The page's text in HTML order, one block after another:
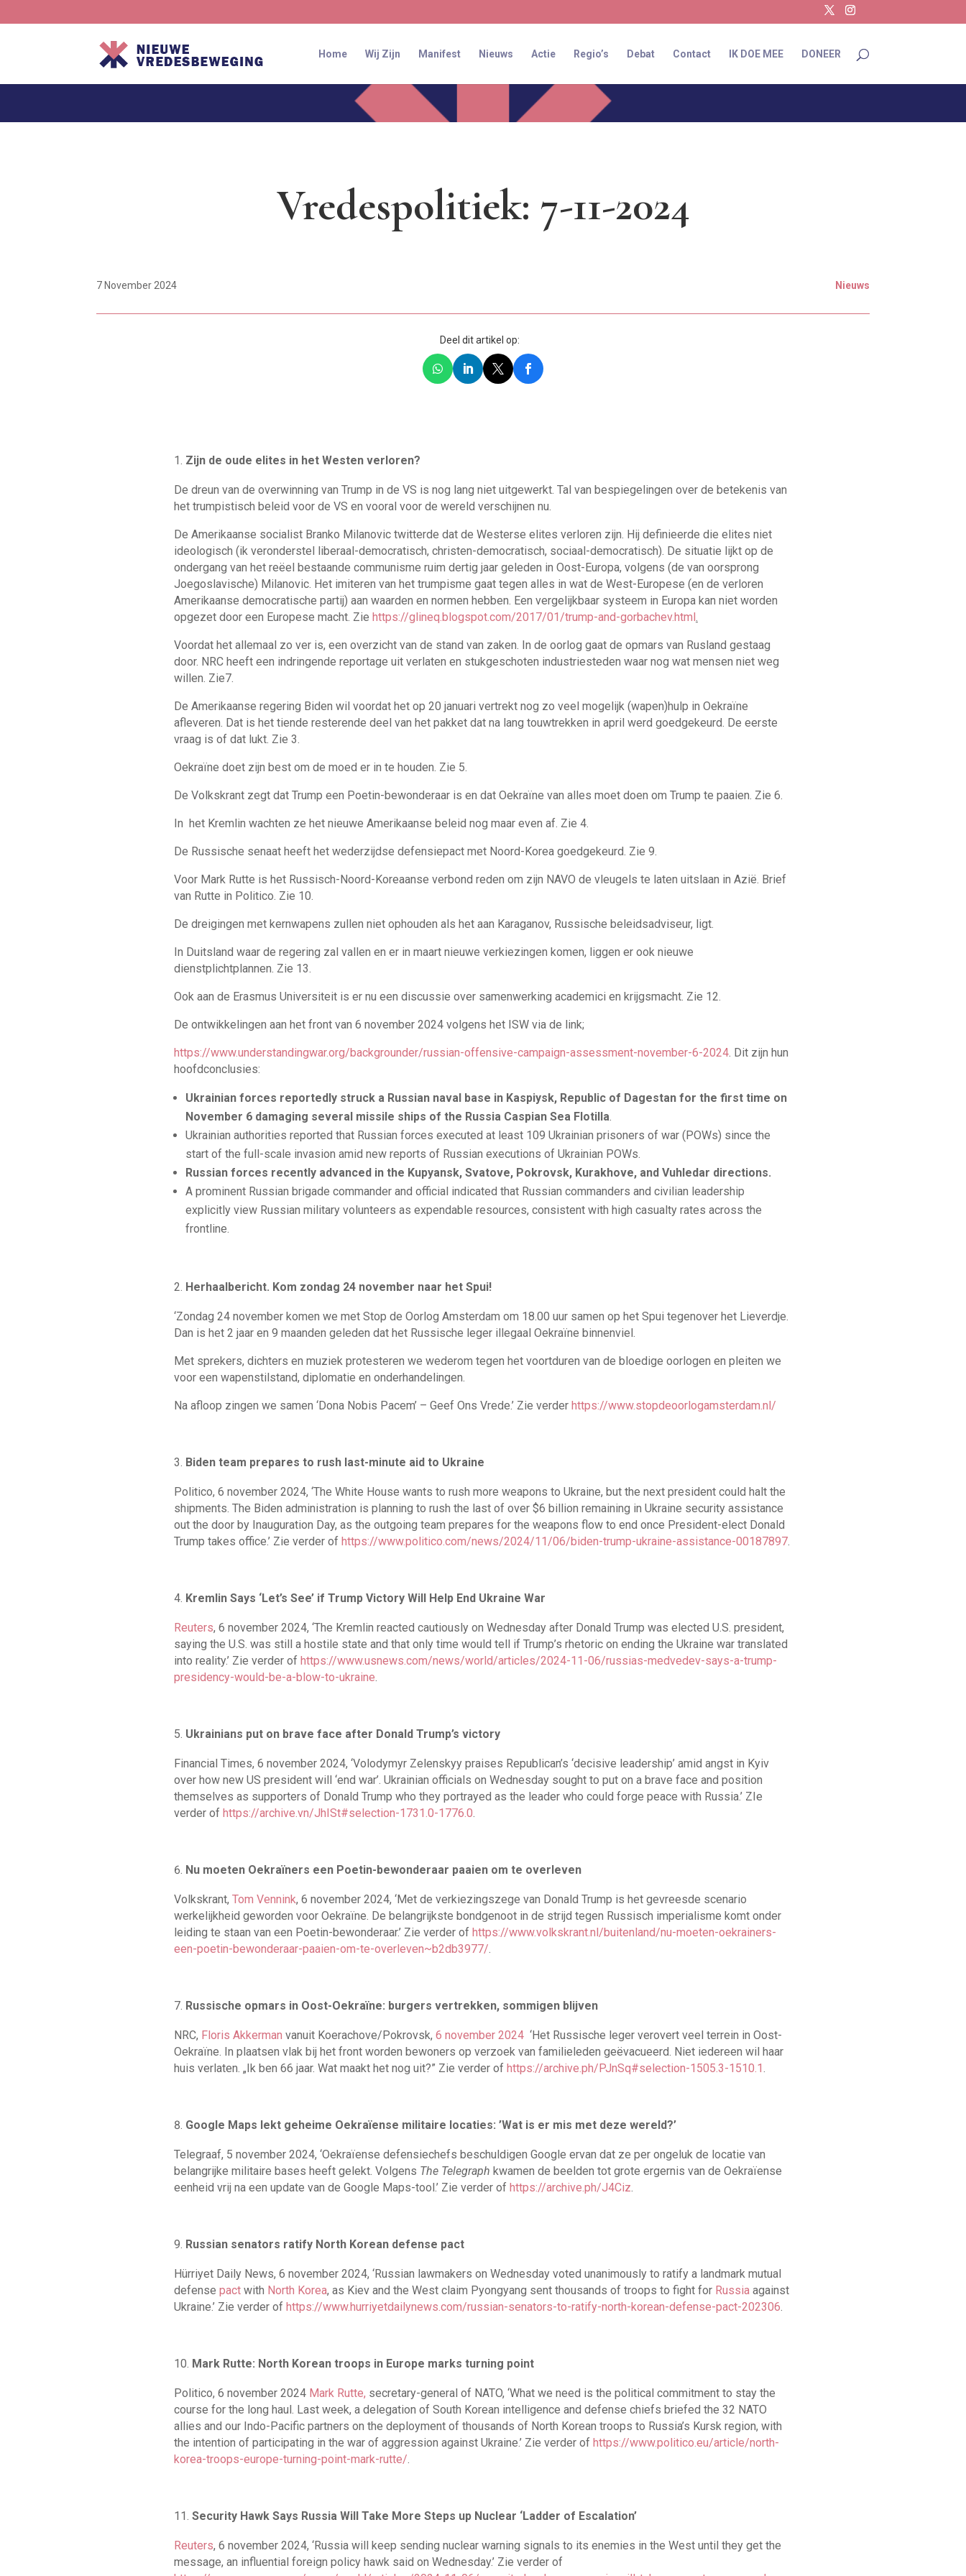
Home Wij Zijn Manifest Nieuws Actie Regio’s Debat Contact IK DOE MEE DONEER
Vredespolitiek: 7-11-2024
7 November 2024 Nieuws
Deel dit artikel op:
Zijn de oude elites in het Westen verloren?
De dreun van de overwinning van Trump in de VS is nog lang niet uitgewerkt. Tal van bespiegelingen over de betekenis van
het trumpistisch beleid voor de VS en vooral voor de wereld verschijnen nu.
De Amerikaanse socialist Branko Milanovic twitterde dat de Westerse elites verloren zijn. Hij definieerde die elites niet
ideologisch (ik veronderstel liberaal-democratisch, christen-democratisch, sociaal-democratisch). De situatie lijkt op de
ondergang van het reëel bestaande communisme ruim dertig jaar geleden in Oost-Europa, volgens (de van oorsprong
Joegoslavische) Milanovic. Het imiteren van het trumpisme gaat tegen alles in wat de West-Europese (en de verloren
Amerikaanse democratische partij) aan waarden en normen hebben. Een vergelijkbaar systeem in Europa kan niet worden
opgezet door een Europese macht. Zie https://glineq.blogspot.com/2017/01/trump-and-gorbachev.html.
Voordat het allemaal zo ver is, een overzicht van de stand van zaken. In de oorlog gaat de opmars van Rusland gestaag
door. NRC heeft een indringende reportage uit verlaten en stukgeschoten industriesteden waar nog wat mensen niet weg
willen. Zie7.
De Amerikaanse regering Biden wil voordat het op 20 januari vertrekt nog zo veel mogelijk (wapen)hulp in Oekraïne
afleveren. Dat is het tiende resterende deel van het pakket dat na lang touwtrekken in april werd goedgekeurd. De eerste
vraag is of dat lukt. Zie 3.
Oekraïne doet zijn best om de moed er in te houden. Zie 5.
De Volkskrant zegt dat Trump een Poetin-bewonderaar is en dat Oekraïne van alles moet doen om Trump te paaien. Zie 6.
In het Kremlin wachten ze het nieuwe Amerikaanse beleid nog maar even af. Zie 4.
De Russische senaat heeft het wederzijdse defensiepact met Noord-Korea goedgekeurd. Zie 9.
Voor Mark Rutte is het Russisch-Noord-Koreaanse verbond reden om zijn NAVO de vleugels te laten uitslaan in Azië. Brief
van Rutte in Politico. Zie 10.
De dreigingen met kernwapens zullen niet ophouden als het aan Karaganov, Russische beleidsadviseur, ligt.
In Duitsland waar de regering zal vallen en er in maart nieuwe verkiezingen komen, liggen er ook nieuwe
dienstplichtplannen. Zie 13.
Ook aan de Erasmus Universiteit is er nu een discussie over samenwerking academici en krijgsmacht. Zie 12.
De ontwikkelingen aan het front van 6 november 2024 volgens het ISW via de link;
https://www.understandingwar.org/backgrounder/russian-offensive-campaign-assessment-november-6-2024. Dit zijn hun
hoofdconclusies:
Ukrainian forces reportedly struck a Russian naval base in Kaspiysk, Republic of Dagestan for the first time on
November 6 damaging several missile ships of the Russia Caspian Sea Flotilla.
Ukrainian authorities reported that Russian forces executed at least 109 Ukrainian prisoners of war (POWs) since the
start of the full-scale invasion amid new reports of Russian executions of Ukrainian POWs.
Russian forces recently advanced in the Kupyansk, Svatove, Pokrovsk, Kurakhove, and Vuhledar directions.
A prominent Russian brigade commander and official indicated that Russian commanders and civilian leadership
explicitly view Russian military volunteers as expendable resources, consistent with high casualty rates across the
frontline.
Herhaalbericht. Kom zondag 24 november naar het Spui!
‘Zondag 24 november komen we met Stop de Oorlog Amsterdam om 18.00 uur samen op het Spui tegenover het Lieverdje.
Dan is het 2 jaar en 9 maanden geleden dat het Russische leger illegaal Oekraïne binnenviel.
Met sprekers, dichters en muziek protesteren we wederom tegen het voortduren van de bloedige oorlogen en pleiten we
voor een wapenstilstand, diplomatie en onderhandelingen.
Na afloop zingen we samen ‘Dona Nobis Pacem’ – Geef Ons Vrede.’ Zie verder https://www.stopdeoorlogamsterdam.nl/
Biden team prepares to rush last-minute aid to Ukraine
Politico, 6 november 2024, ‘The White House wants to rush more weapons to Ukraine, but the next president could halt the
shipments. The Biden administration is planning to rush the last of over $6 billion remaining in Ukraine security assistance
out the door by Inauguration Day, as the outgoing team prepares for the weapons flow to end once President-elect Donald
Trump takes office.’ Zie verder of https://www.politico.com/news/2024/11/06/biden-trump-ukraine-assistance-00187897.
Kremlin Says ‘Let’s See’ if Trump Victory Will Help End Ukraine War
Reuters, 6 november 2024, ‘The Kremlin reacted cautiously on Wednesday after Donald Trump was elected U.S. president,
saying the U.S. was still a hostile state and that only time would tell if Trump’s rhetoric on ending the Ukraine war translated
into reality.’ Zie verder of https://www.usnews.com/news/world/articles/2024-11-06/russias-medvedev-says-a-trump-
presidency-would-be-a-blow-to-ukraine.
Ukrainians put on brave face after Donald Trump’s victory
Financial Times, 6 november 2024, ‘Volodymyr Zelenskyy praises Republican’s ‘decisive leadership’ amid angst in Kyiv
over how new US president will ‘end war’. Ukrainian officials on Wednesday sought to put on a brave face and position
themselves as supporters of Donald Trump who they portrayed as the leader who could forge peace with Russia.’ ZIe
verder of https://archive.vn/JhISt#selection-1731.0-1776.0.
Nu moeten Oekraïners een Poetin-bewonderaar paaien om te overleven
Volkskrant, Tom Vennink, 6 november 2024, ‘Met de verkiezingszege van Donald Trump is het gevreesde scenario
werkelijkheid geworden voor Oekraïne. De belangrijkste bondgenoot in de strijd tegen Russisch imperialisme komt onder
leiding te staan van een Poetin-bewonderaar.’ Zie verder of https://www.volkskrant.nl/buitenland/nu-moeten-oekrainers-
een-poetin-bewonderaar-paaien-om-te-overleven~b2db3977/.
Russische opmars in Oost-Oekraïne: burgers vertrekken, sommigen blijven
NRC, Floris Akkerman vanuit Koerachove/Pokrovsk, 6 november 2024 ‘Het Russische leger verovert veel terrein in Oost-
Oekraïne. In plaatsen vlak bij het front worden bewoners op verzoek van familieleden geëvacueerd. Niet iedereen wil haar
huis verlaten. „Ik ben 66 jaar. Wat maakt het nog uit?” Zie verder of https://archive.ph/PJnSq#selection-1505.3-1510.1.
Google Maps lekt geheime Oekraïense militaire locaties: ’Wat is er mis met deze wereld?’
Telegraaf, 5 november 2024, ‘Oekraïense defensiechefs beschuldigen Google ervan dat ze per ongeluk de locatie van
belangrijke militaire bases heeft gelekt. Volgens The Telegraph kwamen de beelden tot grote ergernis van de Oekraïense
eenheid vrij na een update van de Google Maps-tool.’ Zie verder of https://archive.ph/J4Ciz.
Russian senators ratify North Korean defense pact
Hürriyet Daily News, 6 november 2024, ‘Russian lawmakers on Wednesday voted unanimously to ratify a landmark mutual
defense pactwith North Korea, as Kiev and the West claim Pyongyang sent thousands of troops to fight for Russiaagainst
Ukraine.’ Zie verder of https://www.hurriyetdailynews.com/russian-senators-to-ratify-north-korean-defense-pact-202306.
Mark Rutte: North Korean troops in Europe marks turning point
Politico, 6 november 2024 Mark Rutte, secretary-general of NATO, ‘What we need is the political commitment to stay the
course for the long haul. Last week, a delegation of South Korean intelligence and defense chiefs briefed the 32 NATO
allies and our Indo-Pacific partners on the deployment of thousands of North Korean troops to Russia’s Kursk region, with
the intention of participating in the war of aggression against Ukraine.’ Zie verder of https://www.politico.eu/article/north-
korea-troops-europe-turning-point-mark-rutte/.
Security Hawk Says Russia Will Take More Steps up Nuclear ‘Ladder of Escalation’
Reuters, 6 november 2024, ‘Russia will keep sending nuclear warning signals to its enemies in the West until they get the
message, an influential foreign policy hawk said on Wednesday.’ Zie verder of